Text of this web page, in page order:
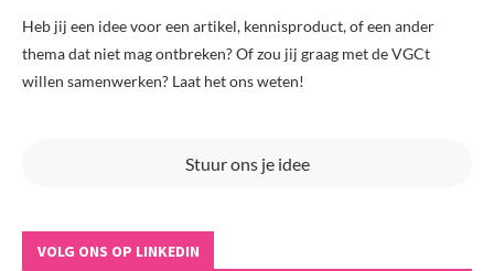
Heb jij een idee voor een artikel, kennisproduct, of een ander
thema dat niet mag ontbreken? Of zou jij graag met de VGCt
willen samenwerken? Laat het ons weten!
Stuur ons je idee
VOLG ONS OP LINKEDIN